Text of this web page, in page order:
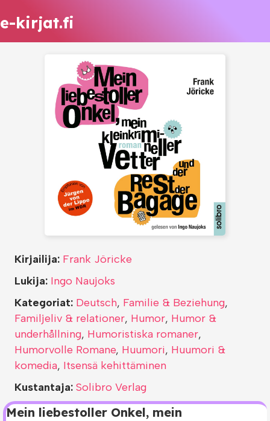
e-kirjat.fi
Mein liebestoller Onkel, mein
Kirjailija: Frank Jöricke
Lukija: Ingo Naujoks
Kategoriat: Deutsch, Familie & Beziehung,
Familjeliv & relationer, Humor, Humor &
underhållning, Humoristiska romaner,
Humorvolle Romane, Huumori, Huumori &
komedia, Itsensä kehittäminen
Kustantaja: Solibro Verlag